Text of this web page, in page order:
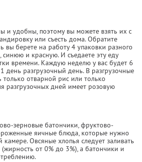
и удобны, поэтому вы можете взять их с
или съесть дома. Обратите
берете на работу 4 упаковки разного
синюю и красную. И съедаете эту еду
времени. Каждую неделю у вас будет 6
день разгрузочный день. В разгрузочные
отварной рис или только
разгрузочных дней имеет розовую
зерновые батончики, фруктово-
яичные блюда, которые нужно
Овсяные хлопья следует заливать
от 0% до 3%), а батончики и